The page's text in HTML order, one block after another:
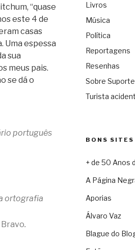
“quase
este 4 de
casas
Uma espessa
sua
meus pais.
se dá o
português
ortografia
Bravo.
Livros
Música
Política
Reportagens
Resenhas
Sobre
Turista
BONS SITES
+ de 50 Anos
A Página
Aporias
Álvaro Vaz
Blague do